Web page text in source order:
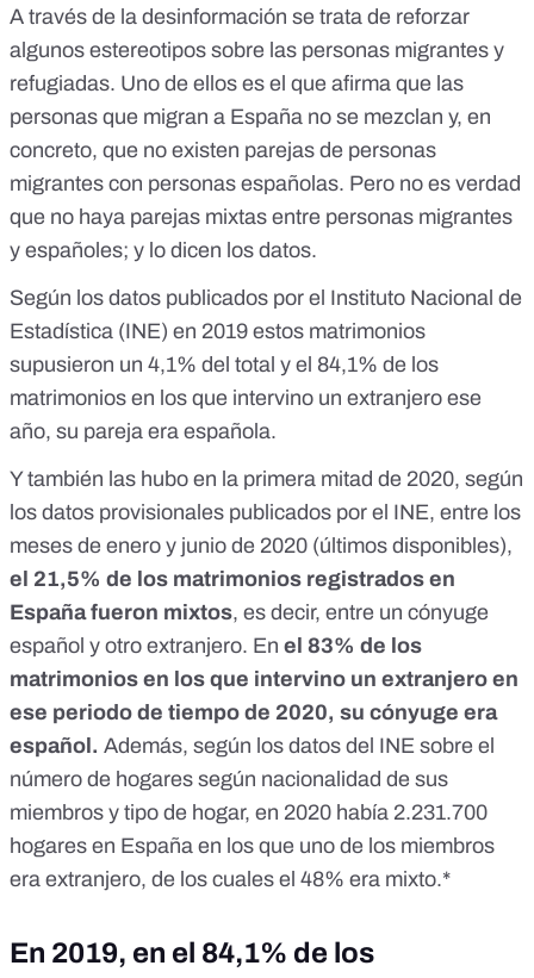
A través de la desinformación se trata de reforzar
algunos estereotipos sobre las personas migrantes y
refugiadas. Uno de ellos es el que afirma que las
personas que migran a España no se mezclan y, en
concreto, que no existen parejas de personas
migrantes con personas españolas. Pero no es verdad
que no haya parejas mixtas entre personas migrantes
y españoles; y lo dicen los datos.
Según los datos publicados por el Instituto Nacional de
Estadística (INE) en 2019 estos matrimonios
supusieron un 4,1% del total y el 84,1% de los
matrimonios en los que intervino un extranjero ese
año, su pareja era española.
Y también las hubo en la primera mitad de 2020, según
los datos provisionales publicados por el INE, entre los
meses de enero y junio de 2020 (últimos disponibles),
el 21,5% de los matrimonios registrados en
España fueron mixtos, es decir, entre un cónyuge
español y otro extranjero. En el 83% de los
matrimonios en los que intervino un extranjero en
ese periodo de tiempo de 2020, su cónyuge era
español. Además, según los datos del INE sobre el
número de hogares según nacionalidad de sus
miembros y tipo de hogar, en 2020 había 2.231.700
hogares en España en los que uno de los miembros
era extranjero, de los cuales el 48% era mixto.*
En 2019, en el 84,1% de los